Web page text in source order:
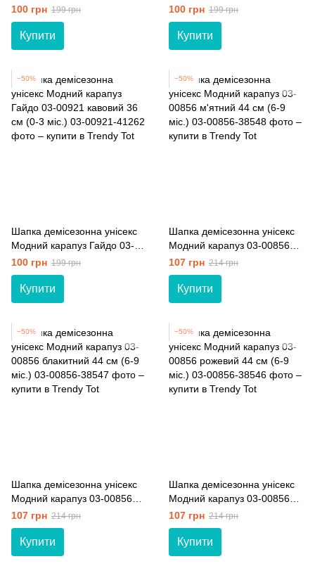
карапуз Гайдо 03-00924
рожевий 36 см (0-3 міс.)
100 грн 199 грн
Купити
00921 джинсовий 36 см (0-3
міс.)
100 грн 199 грн
Купити
−50%
Шапка демісезонна унісекс
Модний карапуз Гайдо 03-
00921 кавовий 36 см (0-3
міс.)
100 грн 199 грн
Купити
−50%
Шапка демісезонна унісекс
Модний карапуз 03-00856
м'ятний 44 см (6-9 міс.)
107 грн 214 грн
Купити
−50%
Шапка демісезонна унісекс
Модний карапуз 03-00856
блакитний 44 см (6-9 міс.)
107 грн 214 грн
Купити
−50%
Шапка демісезонна унісекс
Модний карапуз 03-00856
рожевий 44 см (6-9 міс.)
107 грн 214 грн
Купити